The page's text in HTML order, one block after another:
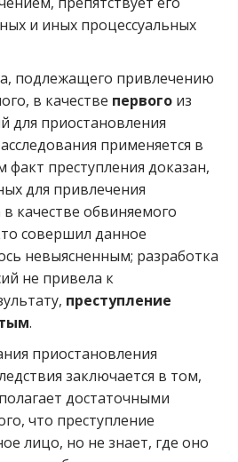
и иных процессуальных
подлежащего привлечению
в качестве первого из
для приостановления
применяется в
факт преступления доказан,
для привлечения
качестве обвиняемого
совершил данное
невыясненным; разработка
не привела к
преступление
.
приостановления
заключается в том,
достаточными
что преступление
лицо, но не знает, где оно